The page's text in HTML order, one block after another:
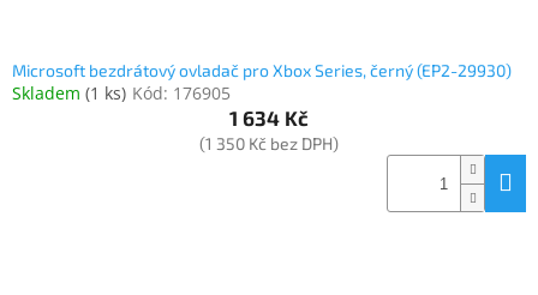
Microsoft bezdrátový ovladač pro Xbox Series, černý (EP2-29930)
Skladem (1 ks) Kód: 176905
1 634 Kč
(1 350 Kč bez DPH)